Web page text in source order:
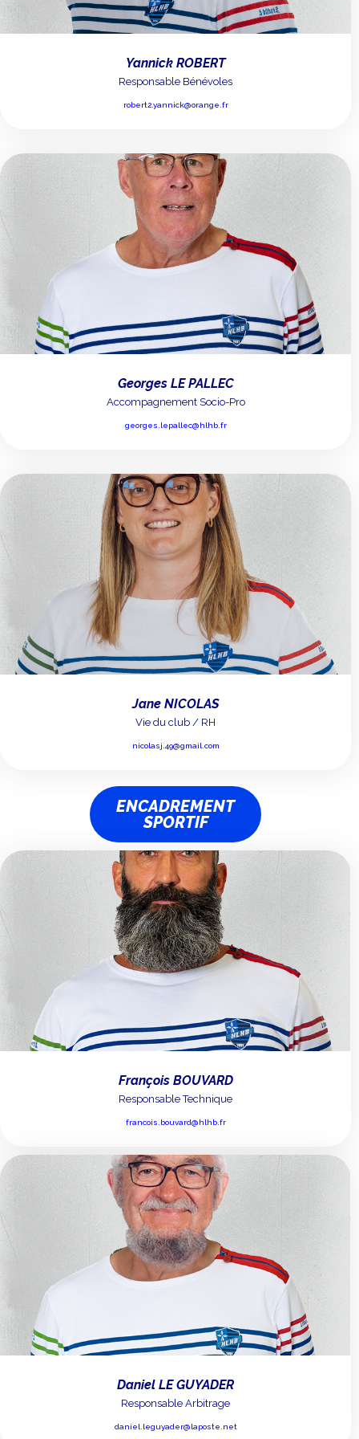
Yannick ROBERT
Responsable Bénévoles
robert2.yannick@orange.fr
Georges LE PALLEC
Accompagnement Socio-Pro
georges.lepallec@hlhb.fr
Jane NICOLAS
Vie du club / RH
nicolasj.49@gmail.com
ENCADREMENT
SPORTIF
François BOUVARD
Responsable Technique
francois.bouvard@hlhb.fr
Daniel LE GUYADER
Responsable Arbitrage
daniel.leguyader@laposte.net